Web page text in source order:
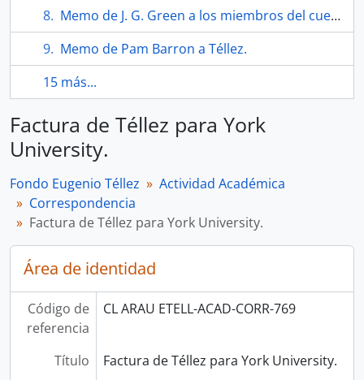
Memo de J. G. Green a los miembros del cuerpo titular de la facultad de bellas artes.
Memo de Pam Barron a Téllez.
15 más...
Factura de Téllez para York
University.
Fondo Eugenio Téllez
Actividad Académica
Correspondencia
Factura de Téllez para York University.
Área de identidad
Código de
referencia
CL ARAU ETELL-ACAD-CORR-769
Título
Factura de Téllez para York University.